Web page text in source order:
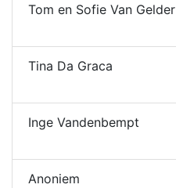
Tom en Sofie Van Gelder
Tina Da Graca
Inge Vandenbempt
Anoniem